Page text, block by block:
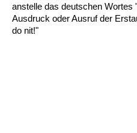
Natur
anstelle das deutschen Wortes
Ausdruck oder Ausruf der
do nit!"